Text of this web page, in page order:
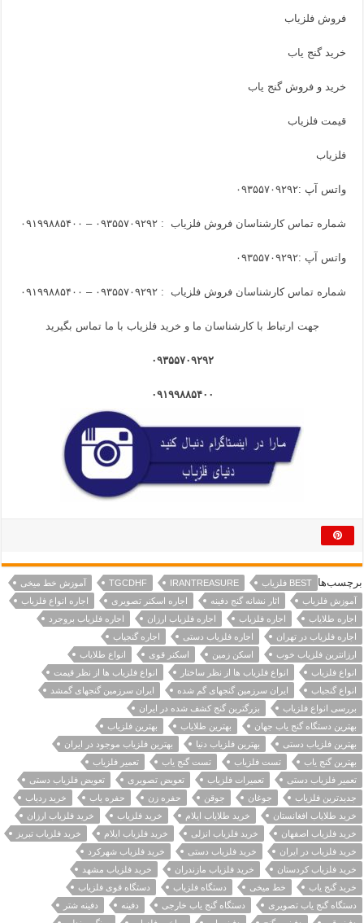
فروش فلزیاب
خرید گنج یاب
خرید و فروش گنج یاب
قیمت فلزیاب
فلزیاب
واتس آپ :۰۹۳۵۵۷۰۹۲۹۲
شماره تماس کارشناسان فروش فلزیاب :۰۹۳۵۵۷۰۹۲۹۲ – ۰۹۱۹۹۸۸۵۴۰۰
واتس آپ :۰۹۳۵۵۷۰۹۲۹۲
شماره تماس کارشناسان فروش فلزیاب :۰۹۳۵۵۷۰۹۲۹۲ – ۰۹۱۹۹۸۸۵۴۰۰
جهت ارتباط با کارشناسان ما و خرید فلزیاب با ما تماس بگیرید
۰۹۳۵۵۷۰۹۲۹۲
۰۹۱۹۹۸۸۵۴۰۰
برچسب‌ها BEST فلزیاب IRANTREASURE
TGCDHF
آموزش خط میخی
آموزش فلزیاب
اثار نشانه گنج دفینه اجاره اسکنر تصویری
اجاره انواع فلزیاب
اجاره طلایاب
اجاره فلزیاب اجاره فلزیاب ارزان
اجاره فلزیاب بروجرد
اجاره فلزیاب در تهران
اجاره فلزیاب دستی
اجاره گنجیاب
ارزانترین فلزیاب خوب
اسکن زمین اسکنر قوی
انواع طلایاب
انواع فلزیاب
انواع فلزیاب ها از نظر ساختار
انواع فلزیاب ها از نظر قیمت
انواع گنجیاب
ایران سرزمین گنجهای گم شده
ایران سرزمین گنجهای گمشد
بررسی انواع فلزیاب
بزرگترین گنج کشف شده در ایران
بهترین دستگاه گنج یاب جهان
بهترین طلایاب
بهترین فلزیاب
بهترین فلزیاب دستی
بهترین فلزیاب دنیا
بهترین فلزیاب موجود در ایران
بهترین گنج یاب
تست فلزیاب تست گنج یاب
تعمیر فلزیاب
تعمیر فلزیاب دستی
تعمیرات فلزیاب تعویض تصویری
تعویض فلزیاب دستی
جدیدترین فلزیاب
جوغان جوقن حفره زن حفره یاب
خرید ردیاب
خرید طلایاب افغانستان
خرید طلایاب ایلام خرید فلزیاب
خرید فلزیاب ارزان
خرید فلزیاب اصفهان
خرید فلزیاب انزلی خرید فلزیاب ایلام
خرید فلزیاب تبریز
خرید فلزیاب در ایران
خرید فلزیاب دستی
خرید فلزیاب شهرکرد
خرید فلزیاب کردستان
خرید فلزیاب مازندران
خرید فلزیاب مشهد
خرید گنج یاب
خط میخی دستگاه فلزیاب
دستگاه قوی فلزیاب
دستگاه گنج یاب تصویری
دستگاه گنج یاب خارجی دفینه
دفینه شتر